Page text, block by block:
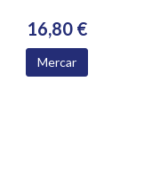
16,80 €
Mercar